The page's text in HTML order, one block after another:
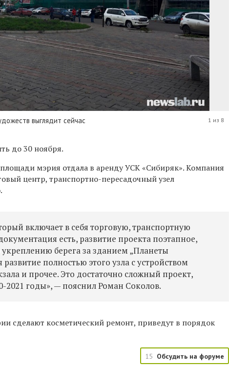
выглядит сейчас 1 из 8
до 30 ноября.
мэрия отдала в аренду УСК «Сибиряк». Компания
центр, транспортно-пересадочный узел
включает в себя торговую, транспортную
есть, развитие проекта поэтапное,
берега за зданием „Планеты
полностью этого узла с устройством
и прочее. Это достаточно сложный проект,
2021 годы», — пояснил Роман Соколов.
сделают косметический ремонт, приведут в порядок
15 Обсудить на форуме